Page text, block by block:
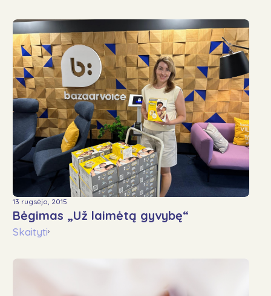
13 rugsėjo, 2015
Bėgimas „Už laimėtą gyvybę“
Skaityti›